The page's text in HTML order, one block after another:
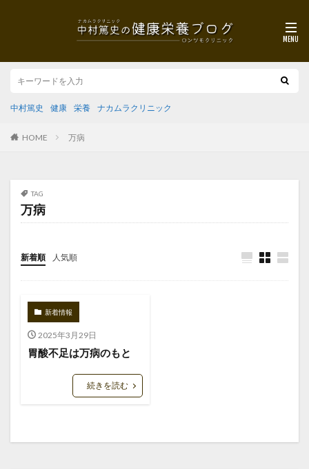
中村篤史 健康 栄養 ナカムラクリニック
HOME 万病
TAG
万病
新着順 人気順
新着情報
2025年3月29日
胃酸不足は万病のもと
続きを読む